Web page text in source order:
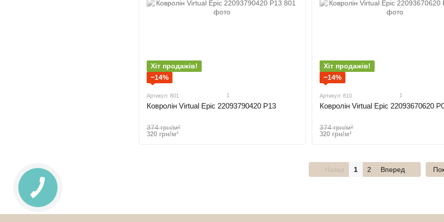
Хіт продажів!
−14%
Артикул: 801 1
Ковролін Virtual Epic 22093790420 P13
374 грн/м²
320 грн/м²
Хіт продажів!
−14%
Артикул: 810 1
Ковролін Virtual Epic 22093670620
374 грн/м²
320 грн/м²
Назад 1 2 Вперед